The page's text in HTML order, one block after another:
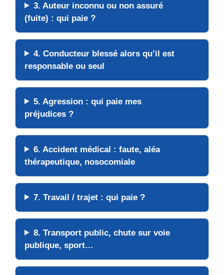
3. Auteur inconnu ou non assuré
(fuite) : qui paie ?
4. Conducteur blessé alors qu’il est
responsable ou seul
5. Agression : qui paie mes
préjudices ?
6. Accident médical : faute, aléa
thérapeutique, nosocomiale
7.Travail / trajet : qui paie ?
8.Transport public, chute sur voie
publique, sport…